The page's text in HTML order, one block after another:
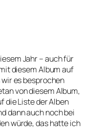
Jahr – auch für
diesem Album auf
es besprochen
von diesem Album,
die Liste der Alben
dann auch noch bei
würde, das hatte ich